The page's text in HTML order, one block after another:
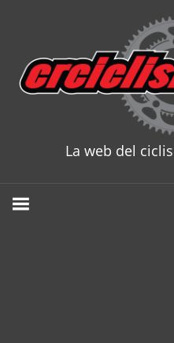
content
La web del